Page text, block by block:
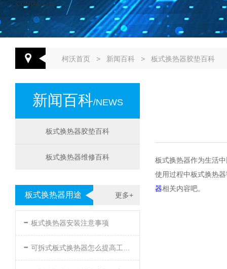
CONTACT US
柯沃首页 > 新闻百科 > 板式换热器胶垫百科
新闻百科/NEWS
板式换热器胶垫百科
板式换热器维修百科
更多+
板式换热器用途
- 板式换热器安装注意事项
- 可拆式板式换热器怎么提高工作效率
板式换热器作为生活
使用过程中板式换热
器相关内容吧。